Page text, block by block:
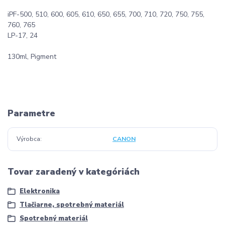
iPF-500, 510, 600, 605, 610, 650, 655, 700, 710, 720, 750, 755,
760, 765
LP-17, 24
130ml, Pigment
Parametre
Výrobca CANON
Tovar zaradený v kategóriách
Elektronika
Tlačiarne, spotrebný materiál
Spotrebný materiál